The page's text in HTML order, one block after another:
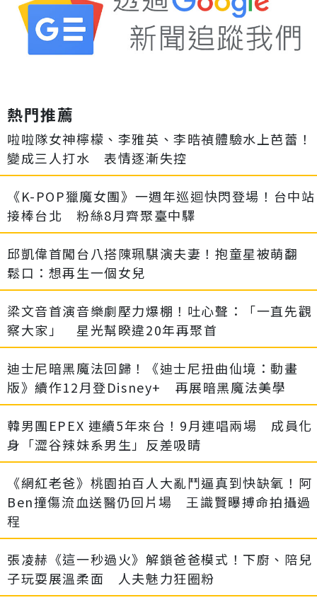
熱門推薦
啦啦隊女神檸檬、李雅英、李晧禎體驗水上芭蕾！
變成三人打水 表情逐漸失控
《K-POP獵魔女團》一週年巡迴快閃登場！台中站
接棒台北 粉絲8月齊聚臺中驛
邱凱偉首闖台八搭陳珮騏演夫妻！抱童星被萌翻
鬆口：想再生一個女兒
梁文音首演音樂劇壓力爆棚！吐心聲：「一直先觀
察大家」 星光幫睽違20年再聚首
迪士尼暗黑魔法回歸！《迪士尼扭曲仙境：動畫
版》續作12月登Disney+ 再展暗黑魔法美學
韓男團EPEX 連續5年來台！9月連唱兩場 成員化
身「澀谷辣妹系男生」反差吸睛
《網紅老爸》桃園拍百人大亂鬥逼真到快缺氧！阿
Ben撞傷流血送醫仍回片場 王識賢曝搏命拍攝過
程
張凌赫《這一秒過火》解鎖爸爸模式！下廚、陪兒
子玩耍展溫柔面 人夫魅力狂圈粉